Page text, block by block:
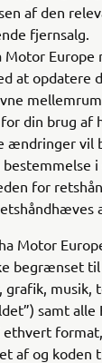
af den
fjernsalg.
Motor
at opdatere
din brug af
ændringer vil
for
Motor
begrænset til
grafik, musik,
samt
ethvert
af og koden